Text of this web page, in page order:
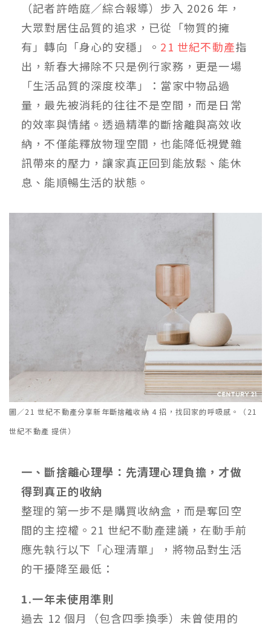
（記者許皓庭／綜合報導）步入 2026 年，
大眾對居住品質的追求，已從「物質的擁
有」轉向「身心的安穩」。 21 世紀不動產指
出，新春大掃除不只是例行家務，更是一場
「生活品質的深度校準」：當家中物品過
量，最先被消耗的往往不是空間，而是日常
的效率與情緒。透過精準的斷捨離與高效收
納，不僅能釋放物理空間，也能降低視覺雜
訊帶來的壓力，讓家真正回到能放鬆、能休
息、能順暢生活的狀態。
圖／21 世紀不動產分享新年斷捨離收納 4 招，找回家的呼吸感。（21
世紀不動產 提供）
一、斷捨離心理學：先清理心理負擔，才做
得到真正的收納
整理的第一步不是購買收納盒，而是奪回空
間的主控權。21 世紀不動產建議，在動手前
應先執行以下「心理清單」，將物品對生活
的干擾降至最低：
1.一年未使用準則
過去 12 個月（包含四季換季）未曾使用的